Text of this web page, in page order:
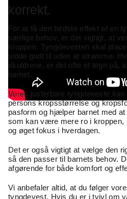
korrekt.
For at få den bedste effekt af en
særlige behov, er det vigtigt, at
kroppen. Tyngdevesten skal
sidde godt til uden at stramme.
skuldrene, er det ofte et tegn på,
barnet.
Vores justerbare tyngdeveste kan
persons kropsstørrelse og
pasform og hjælper barnet med
som kan være mere ro i kroppen,
og øget fokus i hverdagen.
Det er også vigtigt at vælge den
så den passer til barnets behov.
afgørende for både komfort og
Vi anbefaler altid, at du følger
tyngdevest. Hvis du er i tvivl om